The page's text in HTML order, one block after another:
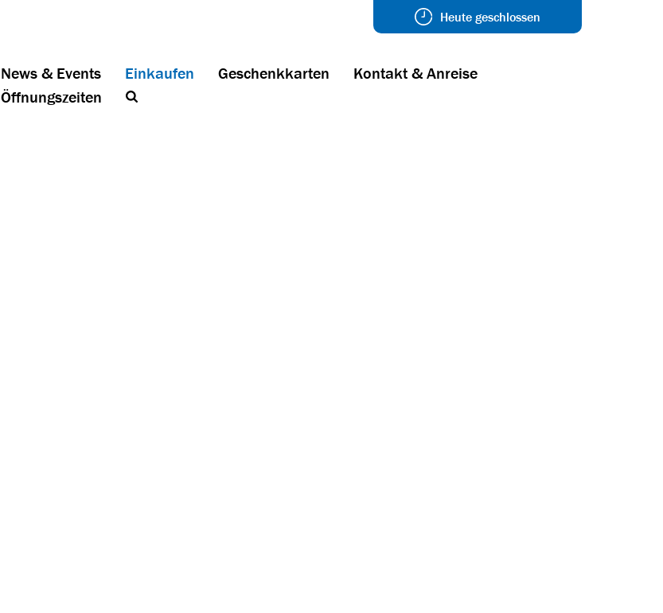
Heute geschlossen
News & Events Einkaufen Geschenkkarten
Kontakt & Anreise
Öffnungszeiten